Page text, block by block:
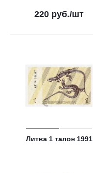
220 руб./шт
Литва 1 талон 1991